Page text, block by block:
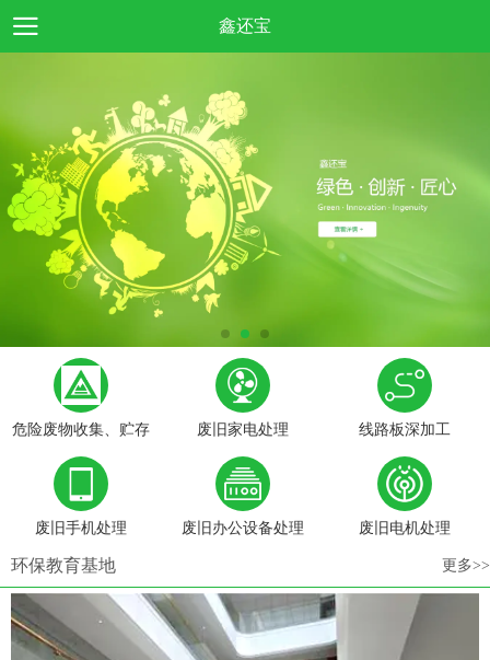
鑫还宝
危险废物收集、贮存 废旧家电处理 线路板深加工
废旧手机处理 废旧办公设备处理 废旧电机处理
环保教育基地 更多>>